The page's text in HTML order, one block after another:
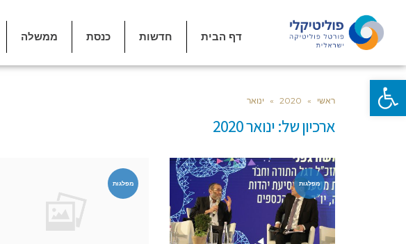
דף הבית חדשות כנסת ממשלה
ראשי »
2020
» ינואר
ארכיון של:ינואר 2020
מפלגות מפלגות
פתח סרגל נגישות